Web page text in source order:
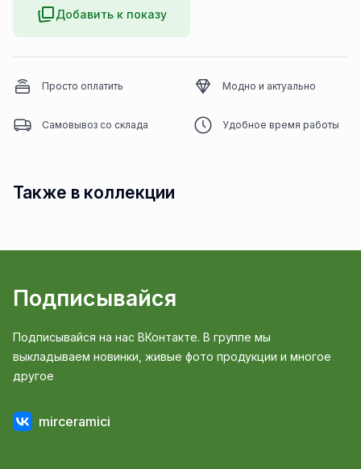
Добавить к показу
Просто оплатить Модно и актуально
Самовывоз со склада Удобное время работы
Также в коллекции
Подписывайся
Подписывайся на нас ВКонтакте. В группе мы
выкладываем новинки, живые фото продукции и многое
другое
mirceramici